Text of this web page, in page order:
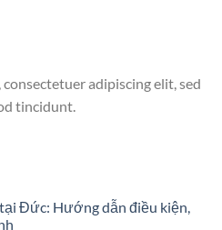
adipiscing elit, sed
tincidunt.
Đức: Hướng dẫn điều kiện,